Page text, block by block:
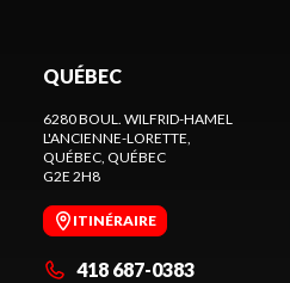
QUÉBEC
6280 BOUL. WILFRID-HAMEL
L'ANCIENNE-LORETTE,
QUÉBEC, QUÉBEC
G2E 2H8
ITINÉRAIRE
418 687-0383